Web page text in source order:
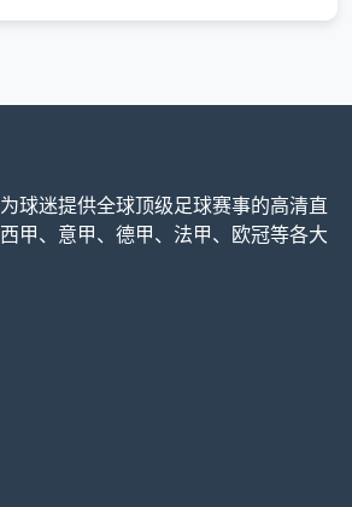
球迷提供全球顶级足球赛事的高清直
甲、意甲、德甲、法甲、欧冠等各大